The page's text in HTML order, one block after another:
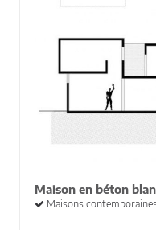
Maison en béton
Maisons contemporaines